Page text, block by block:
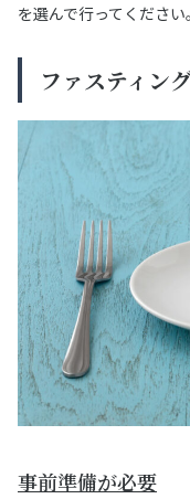
を選んで行ってください。
ファスティン
事前準備が必要